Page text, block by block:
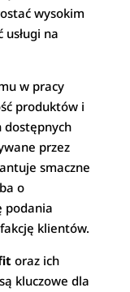
wysokim
na
w pracy
produktów i
dostępnych
przez
smaczne
o
podania
klientów.
oraz ich
kluczowe dla